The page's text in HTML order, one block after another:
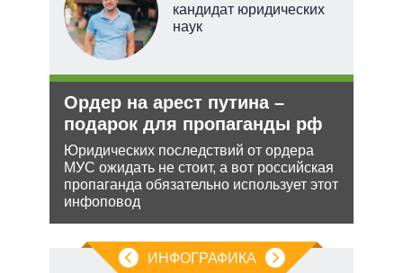
кандидат юридических
наук
Ордер на арест путина –
подарок для пропаганды рф
Юридических последствий от ордера
МУС ожидать не стоит, а вот российская
пропаганда обязательно использует этот
инфоповод
ИНФОГРАФИКА